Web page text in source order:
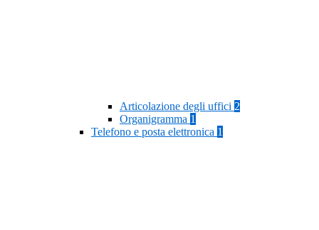
Articolazione degli uffici 2
Organigramma 1
Telefono e posta elettronica 1